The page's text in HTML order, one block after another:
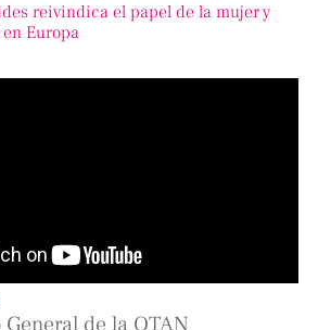
reivindica el papel de la mujer y
Europa